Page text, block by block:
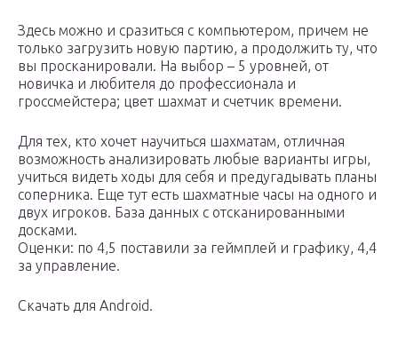
Здесь можно и сразиться с компьютером, причем не
только загрузить новую партию, а продолжить ту, что
вы просканировали. На выбор – 5 уровней, от
новичка и любителя до профессионала и
гроссмейстера; цвет шахмат и счетчик времени.
Для тех, кто хочет научиться шахматам, отличная
возможность анализировать любые варианты игры,
учиться видеть ходы для себя и предугадывать планы
соперника. Еще тут есть шахматные часы на одного и
двух игроков. База данных с отсканированными
досками.
Оценки: по 4,5 поставили за геймплей и графику, 4,4
за управление.
Скачать для Android.